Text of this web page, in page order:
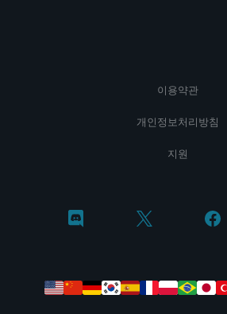
이용약관
개인정보처리방침
지원